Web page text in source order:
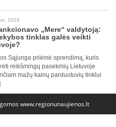
2026
„Mere“ valdytoją:
tinklas galės veikti
Sąjunga priėmė sprendimą, kuris
reikšmingų pasekmių Lietuvoje
mažų kainų parduotuvių tinklui
www.regionunaujienos.lt